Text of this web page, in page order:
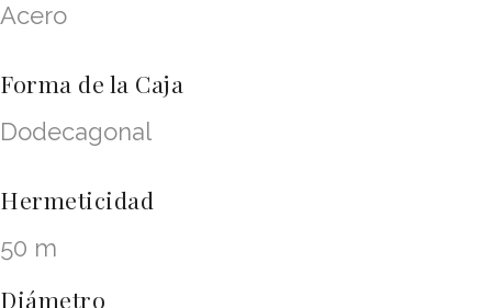
Acero
Forma de la Caja
Dodecagonal
Hermeticidad
50 m
Diámetro